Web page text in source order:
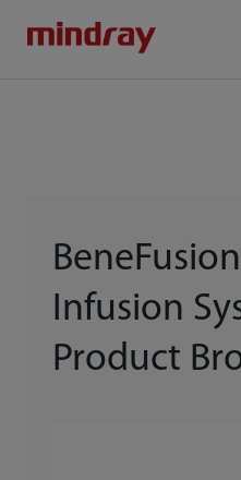
Infusion
Product